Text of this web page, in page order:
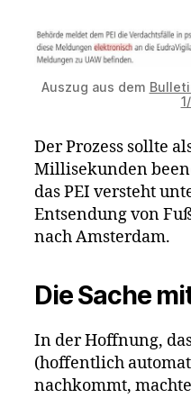
Auszug aus dem
Der Prozess sollte
Millisekunden
das PEI versteht
Entsendung von
nach Amsterdam.
Die Sache
In der Hoffnung,
(hoffentlich
nachkommt,